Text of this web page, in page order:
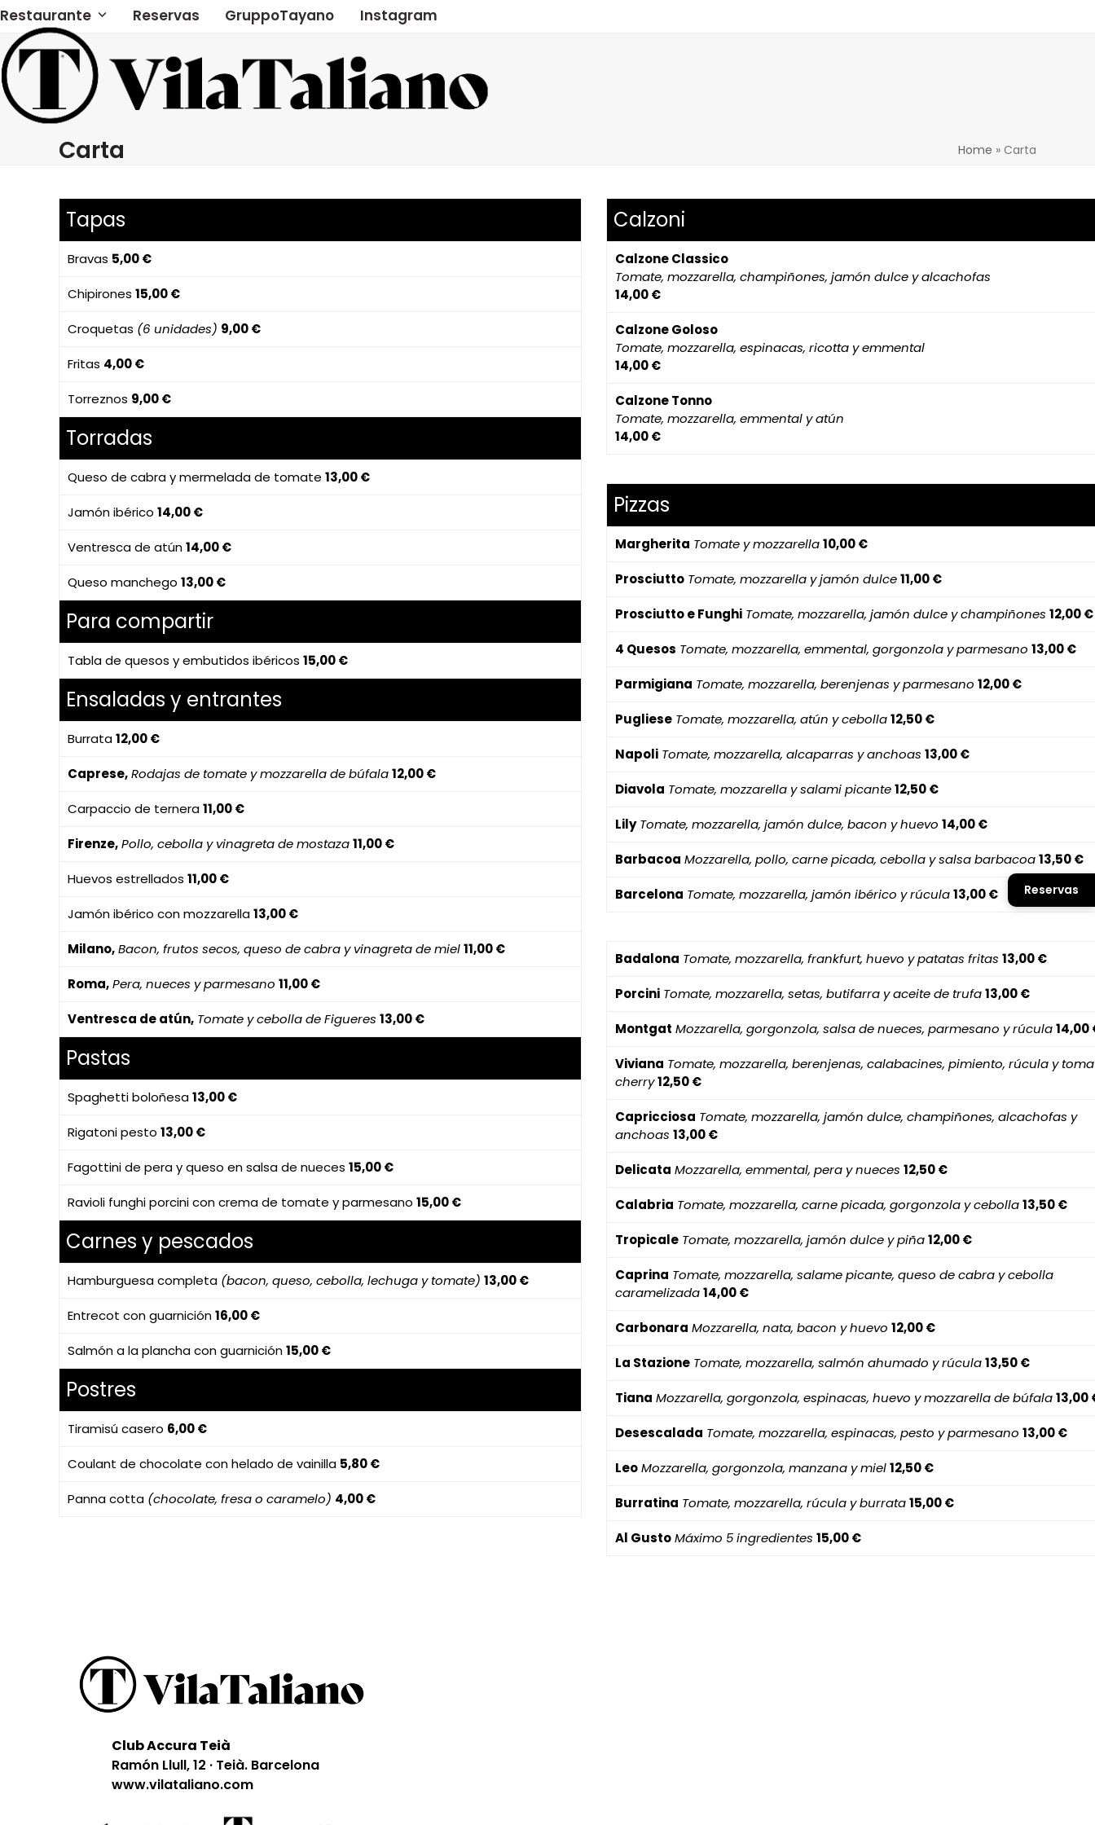
Skip
to
content
Restaurante Reservas GruppoTayano Instagram
Carta Home » Carta
Tapas
Bravas 5,00 €
Chipirones 15,00 €
Croquetas (6 unidades) 9,00 €
Fritas 4,00 €
Torreznos 9,00 €
Torradas
Queso de cabra y mermelada de tomate 13,00 €
Jamón ibérico 14,00 €
Ventresca de atún14,00 €
Queso manchego 13,00 €
Para compartir
Tabla de quesos y embutidos ibéricos 15,00 €
Ensaladas y entrantes
Burrata12,00 €
Caprese,Rodajas de tomate y mozzarella de búfala12,00 €
Carpaccio de ternera11,00 €
Firenze,Pollo, cebolla y vinagreta de mostaza11,00 €
Huevos estrellados 11,00 €
Jamón ibérico con mozzarella13,00 €
Milano,Bacon, frutos secos, queso de cabra y vinagreta de miel11,00 €
Roma,Pera, nueces y parmesano 11,00 €
Ventresca de atún, Tomate y cebolla de Figueres 13,00 €
Pastas
Spaghetti boloñesa13,00 €
Rigatoni pesto 13,00 €
Fagottini de pera y queso en salsa de nueces 15,00 €
Ravioli funghi porcini con crema de tomate y parmesano 15,00 €
Carnes y pescados
Hamburguesa completa (bacon, queso, cebolla, lechuga y tomate) 13,00 €
Entrecot con guarnición16,00 €
Salmón a la plancha con guarnición15,00 €
Postres
Tiramisú casero 6,00 €
Coulant de chocolate con helado de vainilla 5,80 €
Panna cotta (chocolate, fresa o caramelo) 4,00 €
Calzoni
Calzone Classico
Tomate, mozzarella, champiñones, jamón dulce y alcachofas
14,00 €
Calzone Goloso
Tomate, mozzarella, espinacas, ricotta y emmental
14,00 €
Calzone Tonno
Tomate, mozzarella, emmental y atún
14,00 €
Pizzas
Margherita Tomate y mozzarella10,00 €
Prosciutto Tomate, mozzarella y jamón dulce11,00 €
Prosciutto e Funghi Tomate, mozzarella, jamón dulce y champiñones 12,00 €
4 Quesos Tomate, mozzarella, emmental, gorgonzola y parmesano 13,00 €
Parmigiana Tomate, mozzarella, berenjenas y parmesano 12,00 €
Pugliese Tomate, mozzarella, atún y cebolla12,50 €
Napoli Tomate, mozzarella, alcaparras y anchoas 13,00 €
Diavola Tomate, mozzarella y salami picante12,50 €
Lily Tomate, mozzarella, jamón dulce, bacon y huevo 14,00 €
Barbacoa Mozzarella, pollo, carne picada, cebolla y salsa barbacoa13,50 €
Barcelona Tomate, mozzarella, jamón ibérico y rúcula13,00 €
Badalona Tomate, mozzarella, frankfurt, huevo y patatas fritas 13,00 €
Porcini Tomate, mozzarella, setas, butifarra y aceite de trufa13,00 €
Montgat Mozzarella, gorgonzola, salsa de nueces, parmesano y rúcula14,00
Viviana Tomate, mozzarella, berenjenas, calabacines, pimiento, rúcula y
cherry12,50 €
Capricciosa Tomate, mozzarella, jamón dulce, champiñones, alcachofas y
anchoas 13,00 €
Delicata Mozzarella, emmental, pera y nueces 12,50 €
Calabria Tomate, mozzarella, carne picada, gorgonzola y cebolla13,50 €
Tropicale Tomate, mozzarella, jamón dulce y piña12,00 €
Caprina Tomate, mozzarella, salame picante, queso de cabra y cebolla
caramelizada14,00 €
Carbonara Mozzarella, nata, bacon y huevo 12,00 €
La Stazione Tomate, mozzarella, salmón ahumado y rúcula13,50 €
Tiana Mozzarella, gorgonzola, espinacas, huevo y mozzarella de búfala13,00
Desescalada Tomate, mozzarella, espinacas, pesto y parmesano 13,00 €
LeoMozzarella, gorgonzola, manzana y miel12,50 €
Burratina Tomate, mozzarella, rúcula y burrata15,00 €
Al GustoMáximo 5 ingredientes 15,00 €
Club Accura Teià
Ramón Llull, 12 · Teià. Barcelona
www.vilataliano.com
Reservas